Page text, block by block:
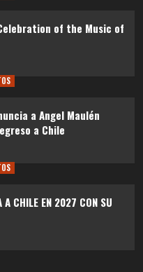
Celebration of the Music of
a Angel Maulén
a Chile
A CHILE EN 2027 CON SU